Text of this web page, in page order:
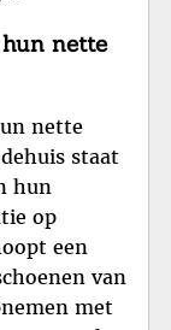
nette
nette
staat
hun
op
een
van
met